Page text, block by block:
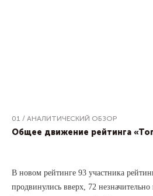
01 / АНАЛИТИЧЕСКИЙ ОБЗОР
Общее движение рейтинга
В новом рейтинге 93 участника
продвинулись вверх, 72